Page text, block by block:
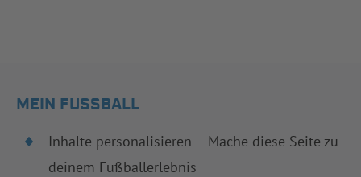
MEIN FUSSBALL
Inhalte personalisieren – Mache diese Seite zu
deinem Fußballerlebnis